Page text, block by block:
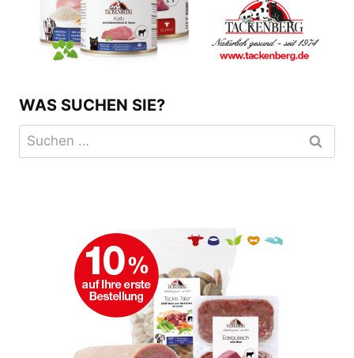
WAS SUCHEN SIE?
Suchen
nach: